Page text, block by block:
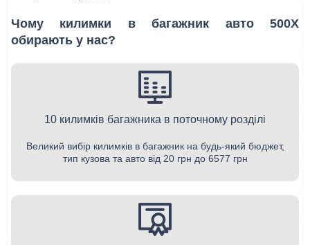
Чому килимки в багажник авто 500X
обирають у нас?
10 килимків багажника в поточному розділі
Великий вибір килимків в багажник на будь-який бюджет,
тип кузова та авто від 20 грн до 6577 грн